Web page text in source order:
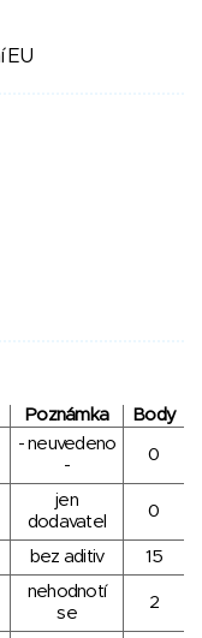
EU
Poznámka Body
- neuvedeno
-
0
jen
dodavatel
0
bez aditiv 15
nehodnotí
se
2